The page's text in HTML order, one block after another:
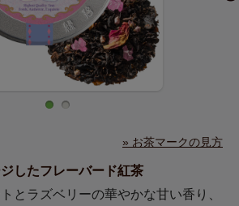
» お茶マークの見方
したフレーバード紅茶
とラズベリーの華やかな甘い香り、